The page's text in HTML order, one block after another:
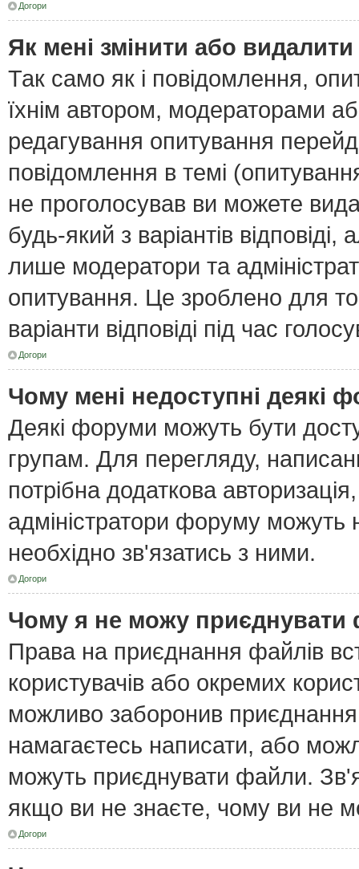
Догори
Як мені змінити або
Так само як і повідомлення,
їхнім автором, модераторами
редагування опитування
повідомлення в темі
не проголосував ви можете
будь-який з варіантів
лише модератори та
опитування. Це зроблено для
варіанти відповіді під час
Догори
Чому мені недоступні деякі
Деякі форуми можуть бути
групам. Для перегляду,
потрібна додаткова
адміністратори форуму можуть
необхідно зв'язатись з ними.
Догори
Чому я не можу приєднувати
Права на приєднання файлів
користувачів або окремих
можливо заборонив
намагаєтесь написати, або
можуть приєднувати файли.
якщо ви не знаєте, чому ви не
Догори